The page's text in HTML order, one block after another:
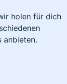
holen für dich
anbieten.